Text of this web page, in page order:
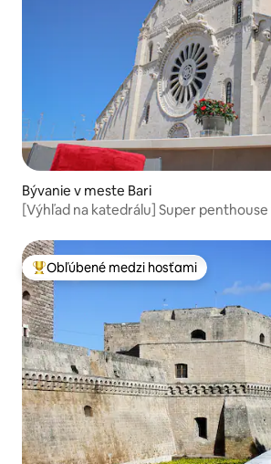
Bývanie v meste Bari
[Výhľad na katedrálu] Super
Najobľúbenejšie medzi hosťami
Obľúbené medzi hosťami